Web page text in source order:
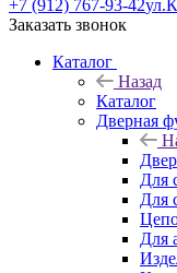
+7 (912) 767-93-42
Заказать звонок
Каталог
Назад
Каталог
Дверная
Для
Для
Для